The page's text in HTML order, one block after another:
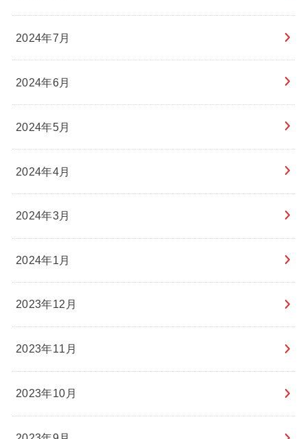
2024年7月
2024年6月
2024年5月
2024年4月
2024年3月
2024年1月
2023年12月
2023年11月
2023年10月